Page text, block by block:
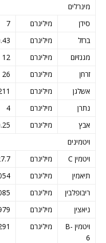
מינרלים
סידן
מיליגרם 7
ברזל
מיליגרם
מגנזיום
מיליגרם 12
זרחן
מיליגרם 26
אשלגן
מיליגרם
נתרן
מיליגרם 4
אבץ
מיליגרם
ויטמינים
ויטמין C
מיליגרם
תיאמין
מיליגרם
ריבופלבין
מיליגרם
ניאצין
מיליגרם
ויטמין B-
6
מיליגרם